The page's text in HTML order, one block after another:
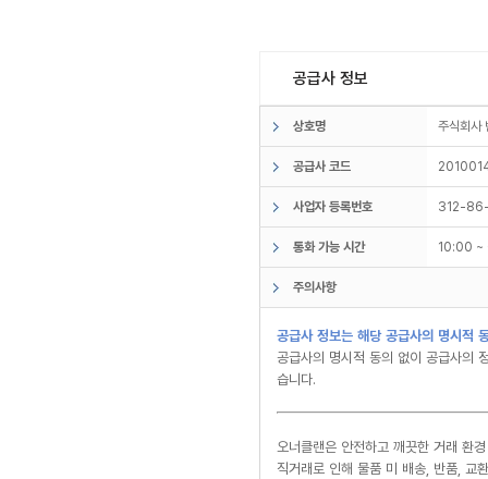
공급사 정보
상호명 주식회
공급사 코드
사업자 등록번호 312-
통화 가능 시간 10:00
주의사항
공급사 정보는 해당 공급사의 명시적
공급사의 명시적 동의 없이 공급사의
습니다.
오너클랜은 안전하고 깨끗한 거래 환
직거래로 인해 물품 미 배송, 반품, 교